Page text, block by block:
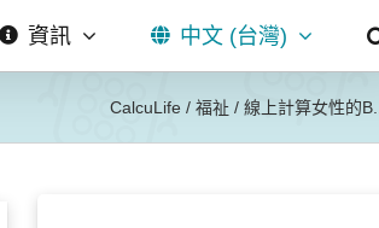
資訊 中文 (台灣)
CalcuLife / 福祉 / 線上計算女性的B...